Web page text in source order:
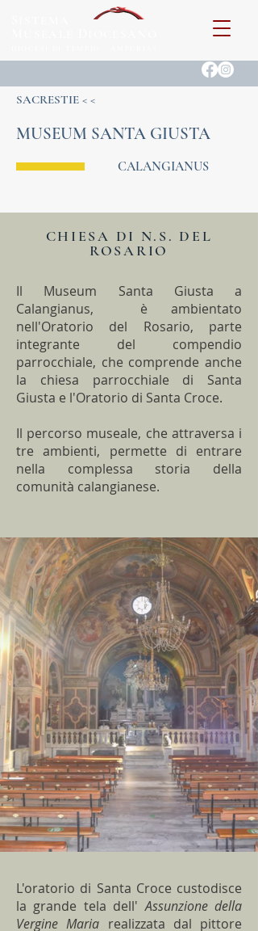
SACRESTIE < <
MUSEUM SANTA GIUSTA
CALANGIANUS
CHIESA DI N.S. DEL
ROSARIO
Il Museum Santa Giusta a
Calangianus, è ambientato
nell'Oratorio del Rosario, parte
integrante del compendio
parrocchiale, che comprende anche
la chiesa parrocchiale di Santa
Giusta e l'Oratorio di Santa Croce.
Il percorso museale, che attraversa i
tre ambienti, permette di entrare
nella complessa storia della
comunità calangianese.
L'oratorio di Santa Croce custodisce
la grande tela dell'Assunzione della
Vergine Maria realizzata dal pittore